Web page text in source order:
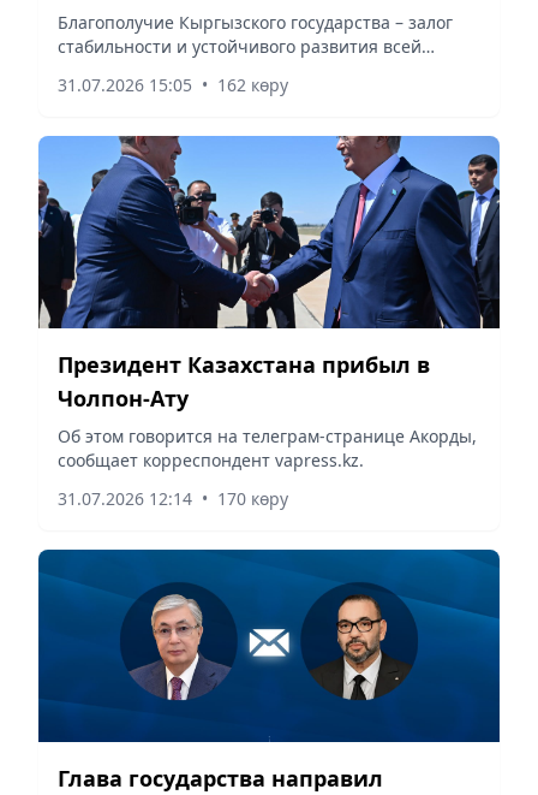
встрече глав государств
Центральной Азии и Азербайджана
Благополучие Кыргызского государства – залог
стабильности и устойчивого развития всей
vapress.kz.
31.07.2026 15:05 • 162 көру
Президент Казахстана прибыл в
Чолпон-Ату
Об этом говорится на телеграм-странице Акорды,
сообщает корреспондент vapress.kz.
31.07.2026 12:14 • 170 көру
Глава государства направил